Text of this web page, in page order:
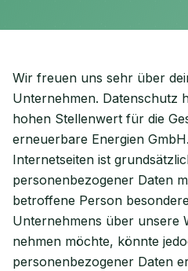
Wir freuen uns sehr über
Unternehmen. Datenschutz
hohen Stellenwert für die
erneuerbare Energien GmbH
Internetseiten ist
personenbezogener Daten
betroffene Person
Unternehmens über unsere
nehmen möchte, könnte
personenbezogener Daten